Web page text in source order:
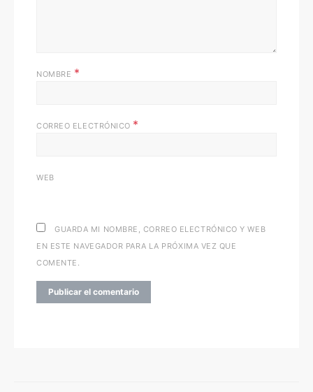
NOMBRE *
CORREO ELECTRÓNICO *
WEB
GUARDA MI NOMBRE, CORREO ELECTRÓNICO Y WEB
EN ESTE NAVEGADOR PARA LA PRÓXIMA VEZ QUE
COMENTE.